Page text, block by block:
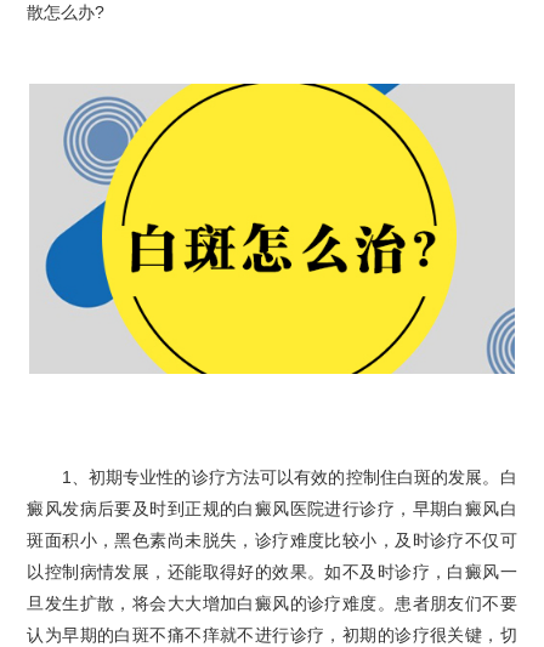
散怎么办?
1、初期专业性的诊疗方法可以有效的控制住白斑的发展。白
癜风发病后要及时到正规的白癜风医院进行诊疗，早期白癜风白
斑面积小，黑色素尚未脱失，诊疗难度比较小，及时诊疗不仅可
以控制病情发展，还能取得好的效果。如不及时诊疗，白癜风一
旦发生扩散，将会大大增加白癜风的诊疗难度。患者朋友们不要
认为早期的白斑不痛不痒就不进行诊疗，初期的诊疗很关键，切